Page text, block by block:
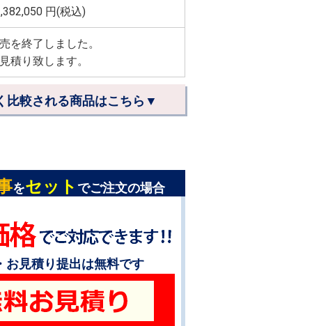
円(税込)
を終了しました。
積り致します。
比較される商品はこちら▼
をセット でご注文の場合
お見積り提出は無料です